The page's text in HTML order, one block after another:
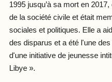
1995 jusqu’à sa mort en
de la société civile et était
sociales et politiques. Elle a
des disparus et a été l'une
d'une initiative de jeunesse
Libye ».